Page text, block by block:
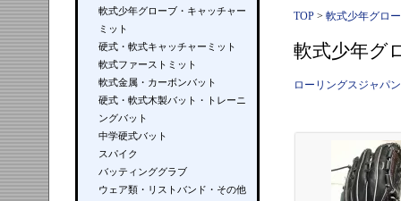
軟式少年グローブ・キャッチャー
ミット
硬式・軟式キャッチャーミット
軟式ファーストミット
軟式金属・カーボンバット
硬式・軟式木製バット・トレーニ
ングバット
中学硬式バット
スパイク
バッティンググラブ
ウェア類・リストバンド・その他
TOP > 軟式少年グロ
軟式少年グ
ローリングスジャパン